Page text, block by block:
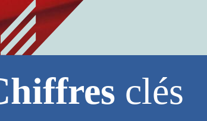
clés